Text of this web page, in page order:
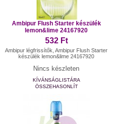
Ambipur Flush Starter készülék
lemon&lime 24167920
532 Ft
Ambipur légfrissítők, Ambipur Flush Starter
készülék lemon&lime 24167920
Nincs készleten
KÍVÁNSÁGLISTÁRA
ÖSSZEHASONLÍT